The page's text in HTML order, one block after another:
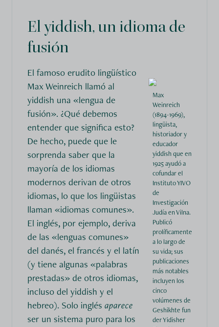
El yiddish, un idioma de
fusión
Max
Weinreich
(1894-1969),
lingüista,
historiador y
educador
yiddish que en
1925 ayudó a
cofundar el
Instituto YIVO
de
Investigación
Judía en Vilna.
Publicó
prolíficamente
a lo largo de
su vida; sus
publicaciones
más notables
incluyen los
cinco
volúmenes de
Geshikhte fun
der Yidisher
El famoso erudito lingüístico
Max Weinreich llamó al
yiddish una «lengua de
fusión». ¿Qué debemos
entender que significa esto?
De hecho, puede que le
sorprenda saber que la
mayoría de los idiomas
modernos derivan de otros
idiomas, lo que los lingüistas
llaman «idiomas comunes».
El inglés, por ejemplo, deriva
de las «lenguas comunes»
del danés, el francés y el latín
(y tiene algunas «palabras
prestadas» de otros idiomas,
incluso del yiddish y el
hebreo). Solo inglésaparece
ser un sistema puro para los